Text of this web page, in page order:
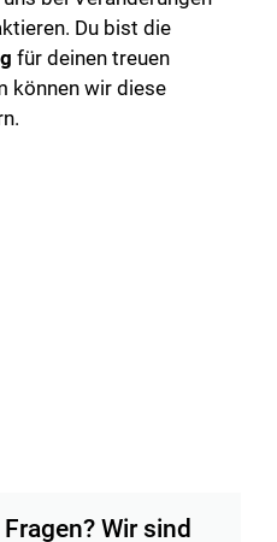
Du bist die
für deinen treuen
können wir diese
Wir sind